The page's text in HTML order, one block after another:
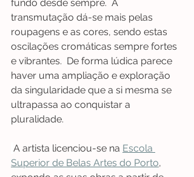
fundo desde sempre.  A
transmutação dá-se mais pelas
roupagens e as cores, sendo estas
oscilações cromáticas sempre fortes
e vibrantes.  De forma lúdica parece
haver uma ampliação e exploração
da singularidade que a si mesma se
ultrapassa ao conquistar a
pluralidade.
A artista licenciou-se na Escola
Superior de Belas Artes do Porto,